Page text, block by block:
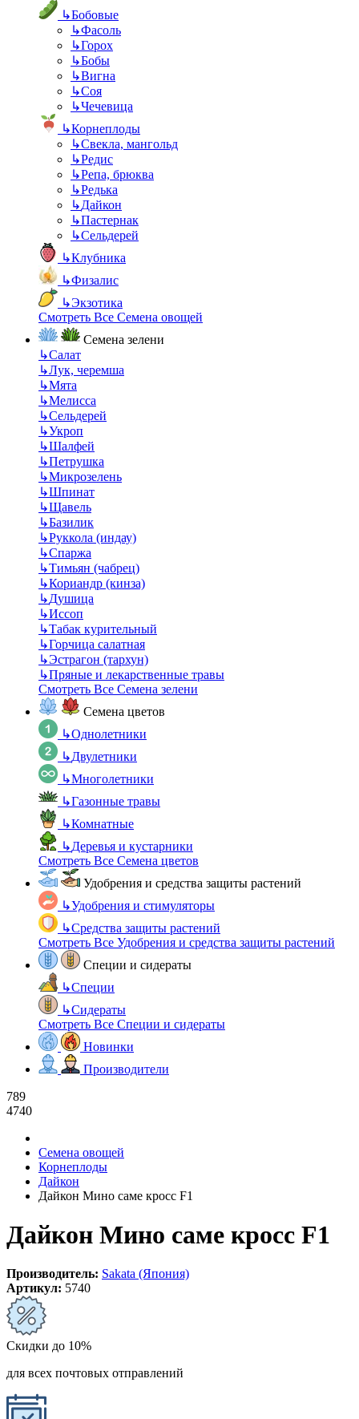
↳Бобовые
↳Фасоль
↳Горох
↳Бобы
↳Вигна
↳Соя
↳Чечевица
↳Корнеплоды
↳Свекла, мангольд
↳Редис
↳Репа, брюква
↳Редька
↳Дайкон
↳Пастернак
↳Сельдерей
↳Клубника
↳Физалис
↳Экзотика
Смотреть Все Семена овощей
Семена зелени
↳Салат
↳Лук, черемша
↳Мята
↳Мелисса
↳Сельдерей
↳Укроп
↳Шалфей
↳Петрушка
↳Микрозелень
↳Шпинат
↳Щавель
↳Базилик
↳Руккола (индау)
↳Спаржа
↳Тимьян (чабрец)
↳Кориандр (кинза)
↳Душица
↳Иссоп
↳Табак курительный
↳Горчица салатная
↳Эстрагон (тархун)
↳Пряные и лекарственные травы
Смотреть Все Семена зелени
Семена цветов
↳Однолетники
↳Двулетники
↳Многолетники
↳Газонные травы
↳Комнатные
↳Деревья и кустарники
Смотреть Все Семена цветов
Удобрения и средства защиты растений
↳Удобрения и стимуляторы
↳Средства защиты растений
Смотреть Все Удобрения и средства защиты растений
Специи и сидераты
↳Специи
↳Сидераты
Смотреть Все Специи и сидераты
Новинки
Производители
789
4740
Семена овощей
Корнеплоды
Дайкон
Дайкон Мино саме кросс F1
Дайкон Мино саме кросс F1
Производитель: Sakata (Япония)
Артикул: 5740
Скидки до 10%
для всех почтовых отправлений